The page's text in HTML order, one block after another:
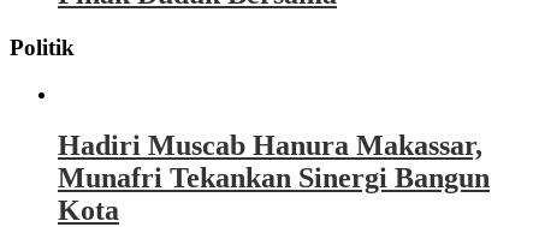
Politik
Hadiri Muscab Hanura Makassar,
Munafri Tekankan Sinergi Bangun
Kota